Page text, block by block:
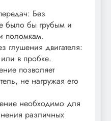
Без
было бы грубым и
поломкам.
глушения двигателя:
в пробке.
позволяет
не нагружая его
необходимо для
различных